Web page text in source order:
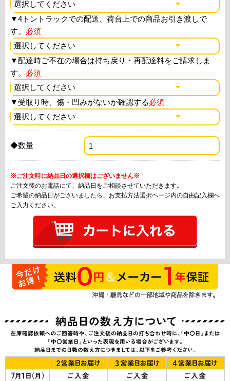
▼4トントラックでの配送、荷台上での商品お引き渡しで
す。 必須
▼配達時ご不在の場合は持ち戻り・再配達料をご請求しま
す。 必須
▼ 受取り時、傷・凹みがないか確認する必須
◆数量
※ご注文時に納品日の選択欄はございません※
ご注文後のお電話にて、納品日をご相談させていただきます。
ご希望の納品日がございましたら、お支払方法選択ページ内の自由記入欄へ
ご入力ください。